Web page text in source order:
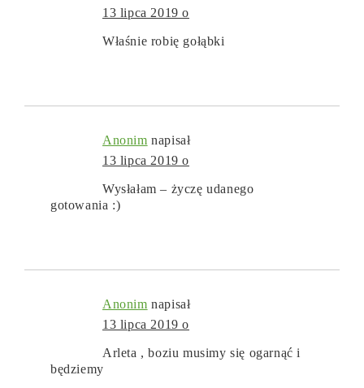
13 lipca 2019 o
Właśnie robię gołąbki
Anonim napisał
13 lipca 2019 o
Wysłałam – życzę udanego
gotowania :)
Anonim napisał
13 lipca 2019 o
Arleta , boziu musimy się ogarnąć i
będziemy